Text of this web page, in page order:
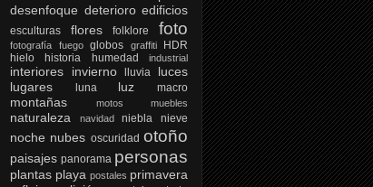
desenfoque deterioro edificios
esculturas flores folklore foto
fotografía fuego globos graffiti
HDR
hielo
historia humedad industrial
interiores invierno lluvia
luces
lugares
luna luz macro
montañas motos muebles
naturaleza navidad niebla nieve
noche nubes oscuridad otoño
paisajes panorama personas
plantas playa postales primavera